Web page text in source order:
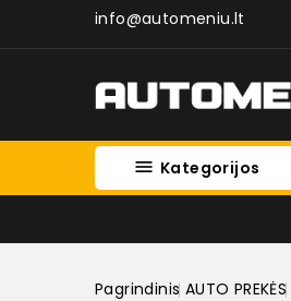
info@automeniu.lt
 Kategorijos
Pagrindinis AUTO PREKĖS